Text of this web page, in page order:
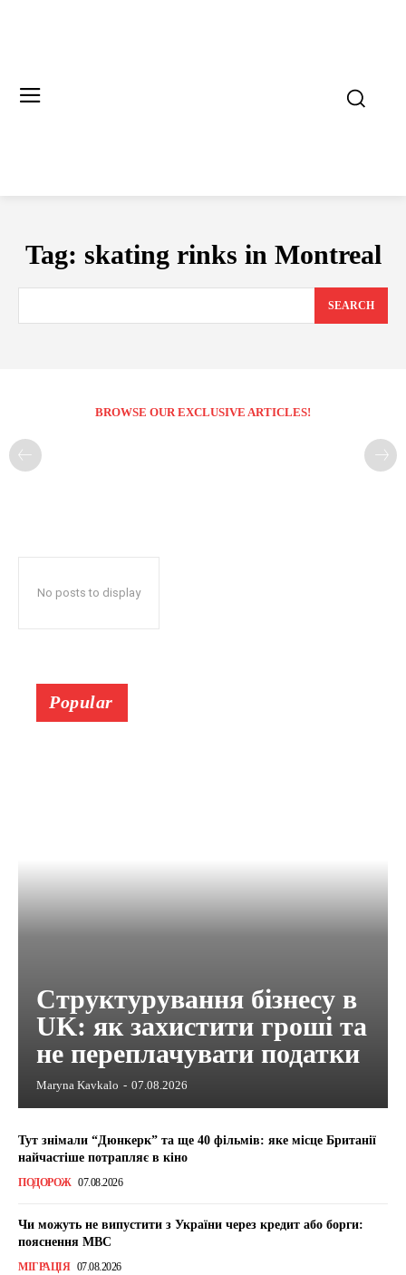
Tag: skating rinks in Montreal
SEARCH
BROWSE OUR EXCLUSIVE ARTICLES!
No posts to display
Popular
Структурування бізнесу в
UK: як захистити гроші та
не переплачувати податки
Maryna Kavkalo - 07.08.2026
Тут знімали “Дюнкерк” та ще 40 фільмів: яке місце Британії
найчастіше потрапляє в кіно
ПОДОРОЖ 07.08.2026
Чи можуть не випустити з України через кредит або борги:
пояснення МВС
МІГРАЦІЯ 07.08.2026